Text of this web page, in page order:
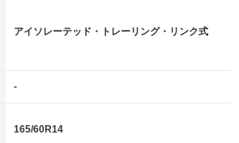
アイソレーテッド・トレーリング・リンク式
-
165/60R14